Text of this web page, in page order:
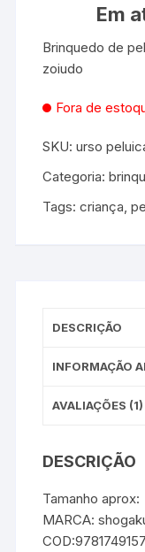
avaliação deEm
Brinquedo de
zoiudo
Fora de
SKU:urso
Categoria:
Tags:criança ,
DESCRIÇÃO
INFORMAÇÃO
AVALIAÇÕES (1)
DESCRIÇÃO
Tamanho
MARCA: